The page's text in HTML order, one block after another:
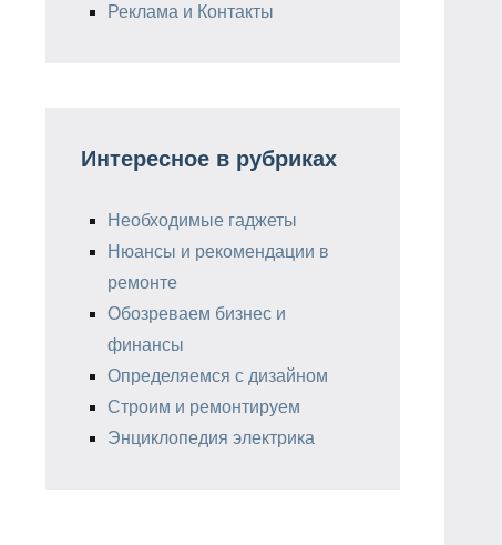
Реклама и Контакты
Интересное в рубриках
Необходимые гаджеты
Нюансы и рекомендации в
ремонте
Обозреваем бизнес и
финансы
Определяемся с дизайном
Строим и ремонтируем
Энциклопедия электрика